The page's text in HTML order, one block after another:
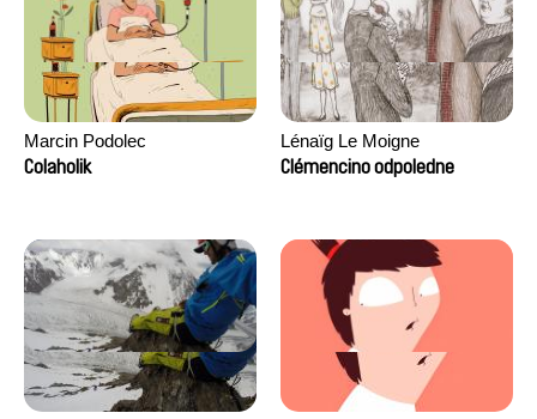
Marcin Podolec
Colaholik
Lénaïg Le Moigne
Clémencino odpoledne